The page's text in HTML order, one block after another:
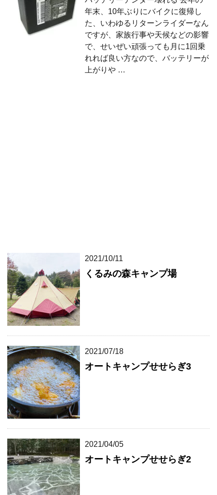
年末、10年ぶりにバイクに復帰し
た、いわゆるリターンライダーなん
ですが、家族行事や天候などの影響
で、せいぜい頑張っても月に1回乗
れれば良い方なので、バッテリーが
上がりや …
2021/10/11
くるみの森キャンプ場
2021/07/18
オートキャンプせせらぎ3
2021/04/05
オートキャンプせせらぎ2